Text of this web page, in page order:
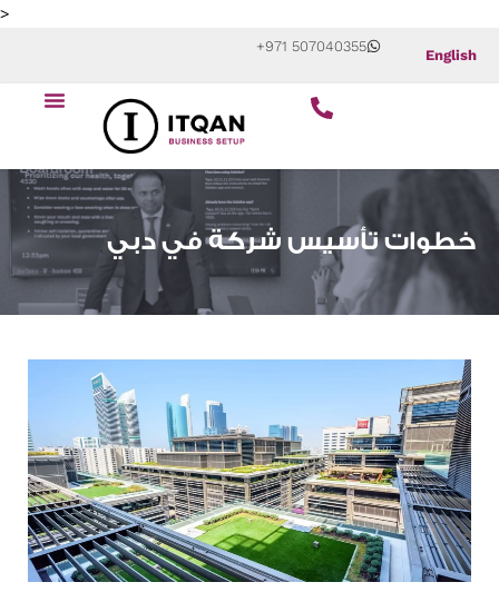
>
English
+971 507040355
خطوات تأسيس شركة في دبي